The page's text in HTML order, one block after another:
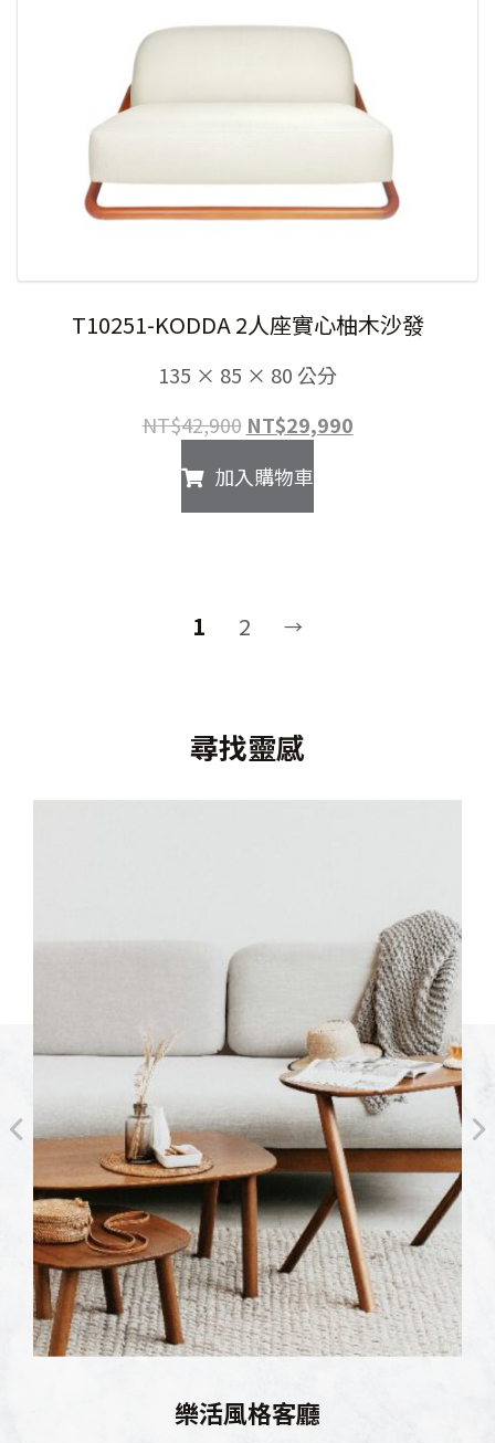
T10251-KODDA 2人座實心柚木沙發
135 × 85 × 80 公分
NT$42,900 原
價
格：
NT$29,990目
加入購物車
1 2 →
尋找靈感
樂活風格客廳